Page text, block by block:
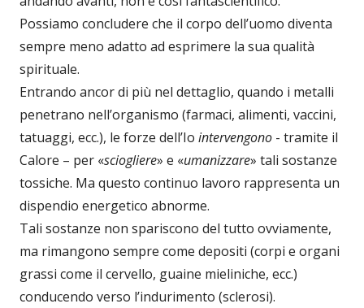
Possiamo concludere che il corpo dell’uomo diventa
sempre meno adatto ad esprimere la sua qualità
spirituale.
Entrando ancor di più nel dettaglio, quando i metalli
penetrano nell’organismo (farmaci, alimenti, vaccini,
tatuaggi, ecc.), le forze dell’Io intervengono - tramite il
Calore – per «sciogliere» e «umanizzare» tali sostanze
tossiche. Ma questo continuo lavoro rappresenta un
dispendio energetico abnorme.
Tali sostanze non spariscono del tutto ovviamente,
ma rimangono sempre come depositi (corpi e organi
grassi come il cervello, guaine mieliniche, ecc.)
conducendo verso l’indurimento (sclerosi).